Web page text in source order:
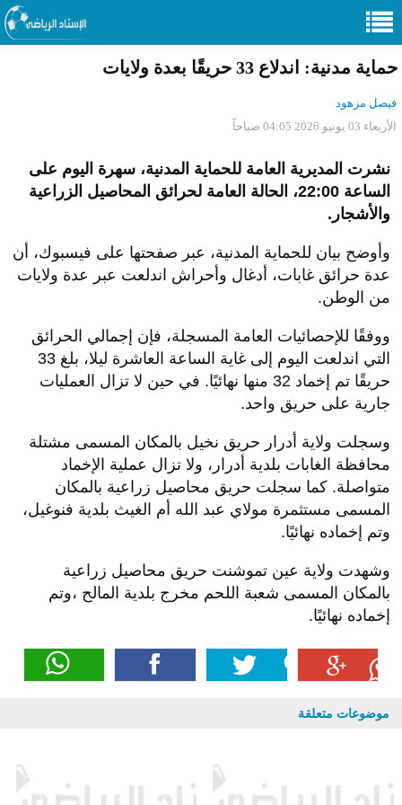
حماية مدنية: اندلاع 33 حريقًا بعدة ولايات
فيصل مزهود
الأربعاء 03 يونيو 2026 04:05 صباحاً
نشرت المديرية العامة للحماية المدنية، سهرة اليوم على
الساعة 22:00، الحالة العامة لحرائق المحاصيل الزراعية
والأشجار.
وأوضح بيان للحماية المدنية، عبر صفحتها على فيسبوك، أن
عدة حرائق غابات، أدغال وأحراش اندلعت عبر عدة ولايات
من الوطن.
ووفقًا للإحصائيات العامة المسجلة، فإن إجمالي الحرائق
التي اندلعت اليوم إلى غاية الساعة العاشرة ليلا، بلغ 33
حريقًا تم إخماد 32 منها نهائيًا. في حين لا تزال العمليات
جارية على حريق واحد.
وسجلت ولاية أدرار حريق نخيل بالمكان المسمى مشتلة
محافظة الغابات بلدية أدرار، ولا تزال عملية الإخماد
متواصلة. كما سجلت حريق محاصيل زراعية بالمكان
المسمى مستثمرة مولاي عبد الله أم الغيث بلدية فنوغيل،
وتم إخماده نهائيًا.
وشهدت ولاية عين تموشنت حريق محاصيل زراعية
بالمكان المسمى شعبة اللحم مخرج بلدية المالح ،وتم
إخماده نهائيًا.
موضوعات متعلقة